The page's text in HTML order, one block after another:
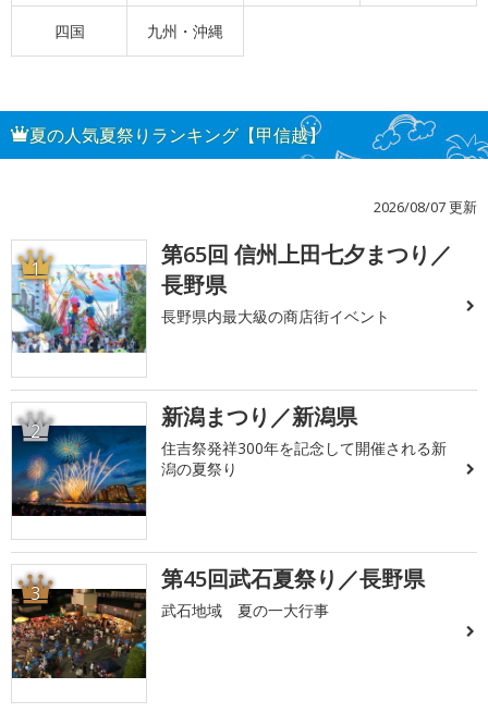
四国 九州・沖縄
夏の人気夏祭りランキング【甲信越】
2026/08/07 更新
1
第65回 信州上田七夕まつり／
長野県
長野県内最大級の商店街イベント
2 新潟まつり／新潟県
住吉祭発祥300年を記念して開催される新
潟の夏祭り
3 第45回武石夏祭り／長野県
武石地域 夏の一大行事